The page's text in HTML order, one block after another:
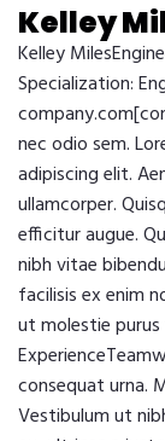
Kelley
Kelley
Specialization:
nec odio sem.
adipiscing elit.
ullamcorper.
efficitur augue.
nibh vitae
facilisis ex enim
ut molestie
consequat urna.
Vestibulum ut